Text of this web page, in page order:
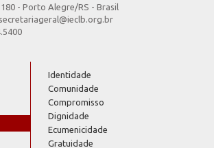
- Porto Alegre/RS - Brasil
Identidade
Comunidade
Compromisso
Dignidade
Ecumenicidade
Gratuidade